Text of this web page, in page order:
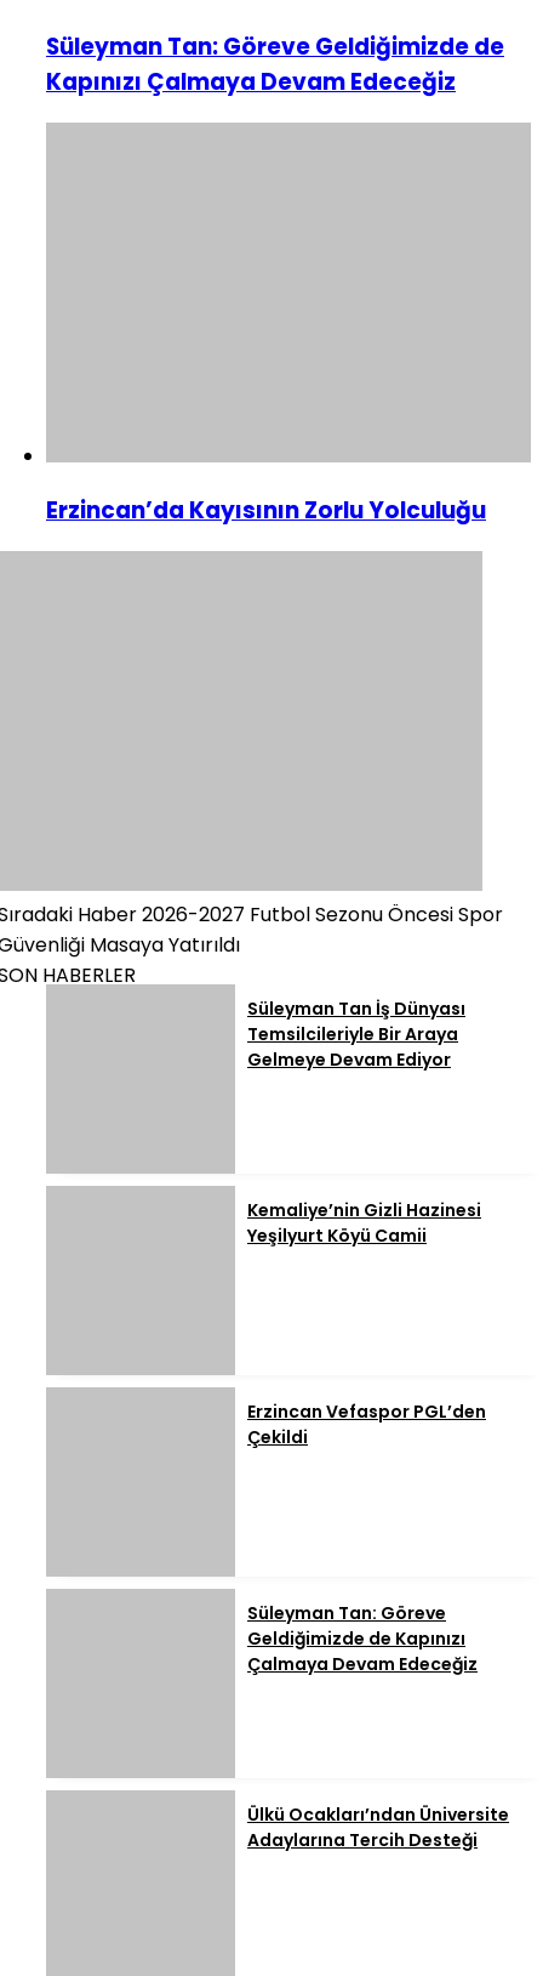
Süleyman Tan: Göreve Geldiğimizde de
Kapınızı Çalmaya Devam Edeceğiz
Erzincan’da Kayısının Zorlu Yolculuğu
Haber2026-2027 Futbol Sezonu Öncesi Spor
Masaya Yatırıldı
HABERLER
Süleyman Tan İş Dünyası
Temsilcileriyle Bir Araya
Gelmeye Devam Ediyor
Kemaliye’nin Gizli Hazinesi
Yeşilyurt Köyü Camii
Erzincan Vefaspor PGL’den
Çekildi
Süleyman Tan: Göreve
Geldiğimizde de Kapınızı
Çalmaya Devam Edeceğiz
Ülkü Ocakları’ndan Üniversite
Adaylarına Tercih Desteği